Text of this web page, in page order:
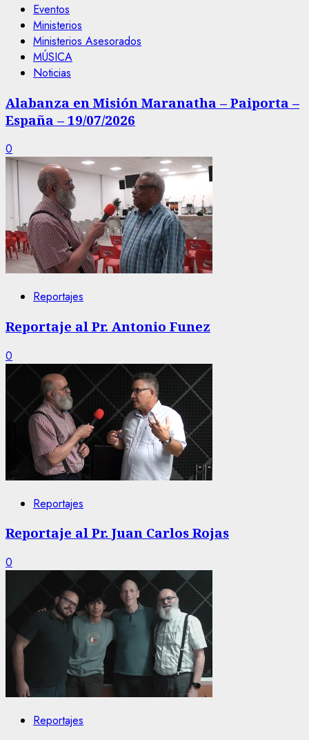
Eventos
Ministerios
Ministerios Asesorados
MÚSICA
Noticias
Alabanza en Misión Maranatha – Paiporta –
España – 19/07/2026
0
Reportajes
Reportaje al Pr. Antonio Funez
0
Reportajes
Reportaje al Pr. Juan Carlos Rojas
0
Reportajes